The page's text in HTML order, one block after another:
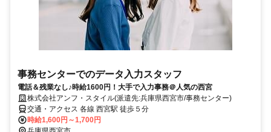
事務センターでのデータ入力スタッフ
電話＆残業なし♪時給1600円！大手で入力事務＠人気の西宮
株式会社アンフ・スタイル(派遣先:兵庫県西宮市/事務センター)
交通・アクセス 各線 西宮駅 徒歩５分
時給1,600円～1,700円